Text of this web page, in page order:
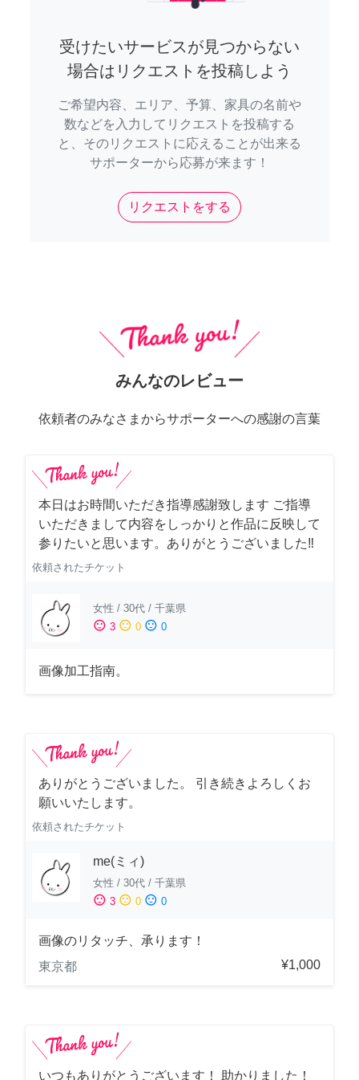
受けたいサービスが見つからない
場合はリクエストを投稿しよう
ご希望内容、エリア、予算、家具の名前や
数などを入力してリクエストを投稿する
と、そのリクエストに応えることが出来る
サポーターから応募が来ます！
リクエストをする
みんなのレビュー
依頼者のみなさまからサポーターへの感謝の言葉
本日はお時間いただき指導感謝致します ご指導
いただきまして内容をしっかりと作品に反映して
参りたいと思います。ありがとうございました‼️
依頼されたチケット
女性 / 30代 / 千葉県
sentiment_satisfied 3 sentiment_neutral 0 sentiment_dissatisfied 0
画像加工指南。
ありがとうございました。 引き続きよろしくお
願いいたします。
依頼されたチケット
me(ミィ)
女性 / 30代 / 千葉県
sentiment_satisfied 3 sentiment_neutral 0 sentiment_dissatisfied 0
画像のリタッチ、承ります！
東京都
¥1,000
いつもありがとうございます！ 助かりました！